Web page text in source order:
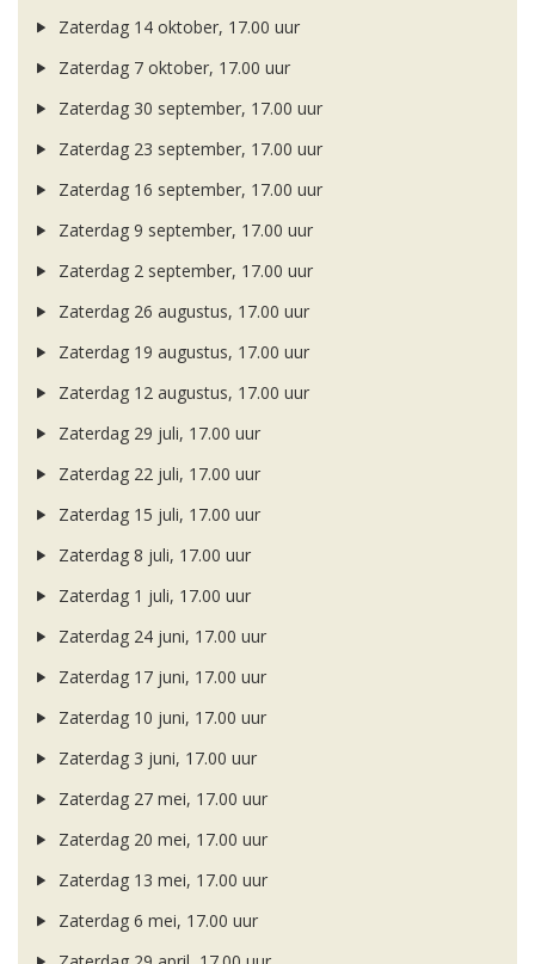
Zaterdag 14 oktober, 17.00 uur
Zaterdag 7 oktober, 17.00 uur
Zaterdag 30 september, 17.00 uur
Zaterdag 23 september, 17.00 uur
Zaterdag 16 september, 17.00 uur
Zaterdag 9 september, 17.00 uur
Zaterdag 2 september, 17.00 uur
Zaterdag 26 augustus, 17.00 uur
Zaterdag 19 augustus, 17.00 uur
Zaterdag 12 augustus, 17.00 uur
Zaterdag 29 juli, 17.00 uur
Zaterdag 22 juli, 17.00 uur
Zaterdag 15 juli, 17.00 uur
Zaterdag 8 juli, 17.00 uur
Zaterdag 1 juli, 17.00 uur
Zaterdag 24 juni, 17.00 uur
Zaterdag 17 juni, 17.00 uur
Zaterdag 10 juni, 17.00 uur
Zaterdag 3 juni, 17.00 uur
Zaterdag 27 mei, 17.00 uur
Zaterdag 20 mei, 17.00 uur
Zaterdag 13 mei, 17.00 uur
Zaterdag 6 mei, 17.00 uur